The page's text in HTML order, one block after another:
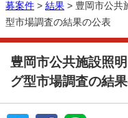
募案件 > 結果 > 豊岡市公共
型市場調査の結果の公表
豊岡市公共施設照
グ型市場調査の結